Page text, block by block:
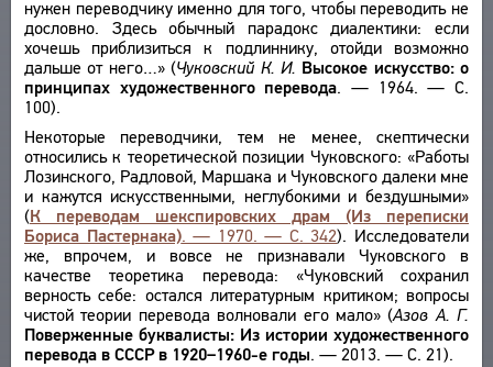
нужен переводчику именно для того, чтобы переводить не
дословно. Здесь обычный парадокс диалектики: если
хочешь приблизиться к подлиннику, отойди возможно
дальше от него…» (Чуковский К. И. Высокое искусство: о
принципах художественного перевода. — 1964. — С.
100).
Некоторые переводчики, тем не менее, скептически
относились к теоретической позиции Чуковского: «Работы
Лозинского, Радловой, Маршака и Чуковского далеки мне
и кажутся искусственными, неглубокими и бездушными»
(К переводам шекспировских драм (Из переписки
Бориса Пастернака). — 1970. — С. 342). Исследователи
же, впрочем, и вовсе не признавали Чуковского в
качестве теоретика перевода: «Чуковский сохранил
верность себе: остался литературным критиком; вопросы
чистой теории перевода волновали его мало» (Азов А. Г.
Поверженные буквалисты: Из истории художественного
перевода в СССР в 1920–1960-е годы. — 2013. — С. 21).